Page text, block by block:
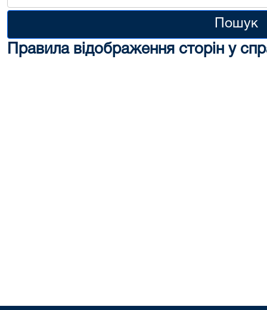
Пошук
Правила відображення сторін у